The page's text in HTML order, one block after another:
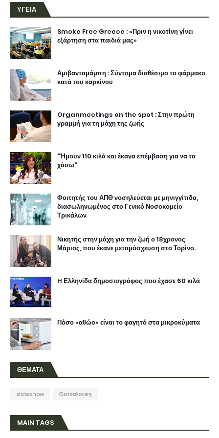
ΥΓΕΙΑ
Smoke Free Greece : «Πριν η νικοτίνη γίνει
εξάρτηση στα παιδιά μας»
Αμιβανταμάμπη : Σύντομα διαθέσιμο το φάρμακο
κατά του καρκίνου
Organmeetings on the spot : Στην πρώτη
γραμμή για τη μάχη της ζωής
"Ήμουν 110 κιλά και έκανα επέμβαση για να τα
χάσω"
Φοιτητής του ΑΠΘ νοσηλεύεται με μηνιγγίτιδα,
διασωληνωμένος στο Γενικό Νοσοκομείο
Τρικάλων
Νικητής στην μάχη για την ζωή ο 18χρονος
Μάριος, που έκανε μεταμόσχευση στο Τορίνο.
H Ελληνίδα δημοσιογράφος που έχασε 60 κιλά
Πόσο «αθώο» είναι το φαγητό στα μικροκύματα
ΘΕΜΑΤΑ
slideshow Θεσσαλονίκη
MAIN TAGS